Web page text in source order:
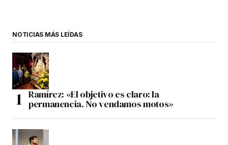
NOTICIAS MÁS LEÍDAS
Ramírez: «El objetivo es claro: la
permanencia. No vendamos motos»